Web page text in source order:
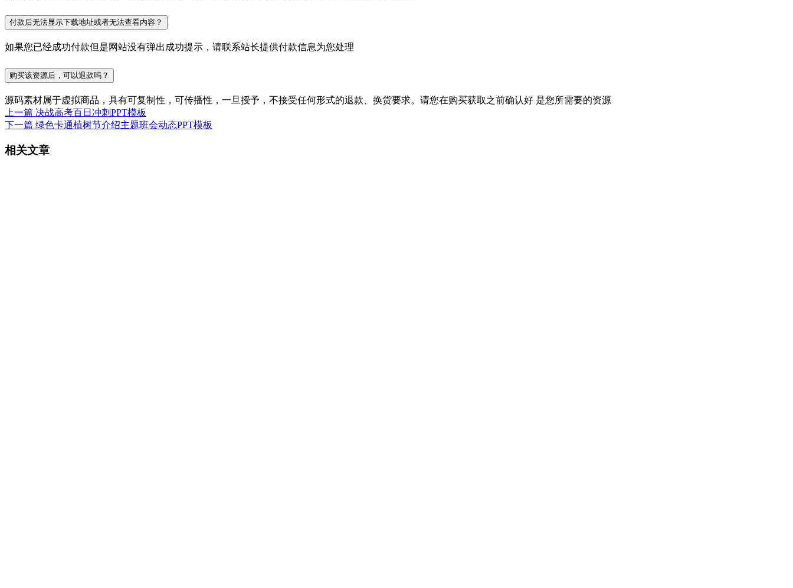
付款后无法显示下载地址或者无法查看内容？
如果您已经成功付款但是网站没有弹出成功提示，请联系站长提供付款信息为您处理
购买该资源后，可以退款吗？
源码素材属于虚拟商品，具有可复制性，可传播性，一旦授予，不接受任何形式的退款、换货要求。请您在购买获取之前确认好 是您所需要的资源
上一篇 决战高考百日冲刺PPT模板
下一篇 绿色卡通植树节介绍主题班会动态PPT模板
相关文章